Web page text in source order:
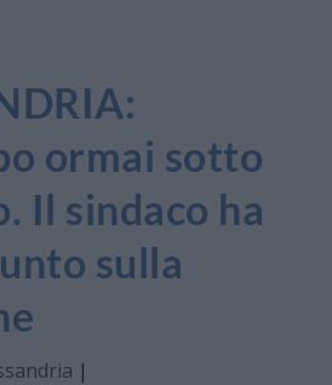
ormai sotto
Il sindaco ha
sulla
|